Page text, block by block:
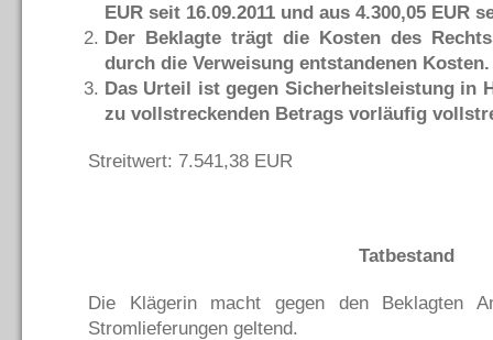
EUR seit 16.09.2011 und aus 4.300,05 EUR
Der Beklagte trägt die Kosten des
durch die Verweisung entstandenen Kosten.
Das Urteil ist gegen Sicherheitsleistung in
zu vollstreckenden Betrags vorläufig
Streitwert: 7.541,38 EUR
Tatbestand
Die Klägerin macht gegen den Beklagten
Stromlieferungen geltend.